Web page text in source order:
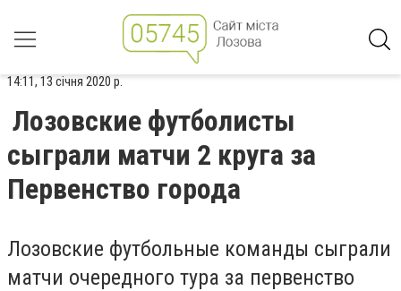
14:11, 13 січня 2020 р.
Лозовские футболисты
сыграли матчи 2 круга за
Первенство города
Лозовские футбольные команды сыграли
матчи очередного тура за первенство